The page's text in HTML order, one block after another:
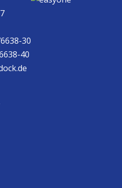
30
40